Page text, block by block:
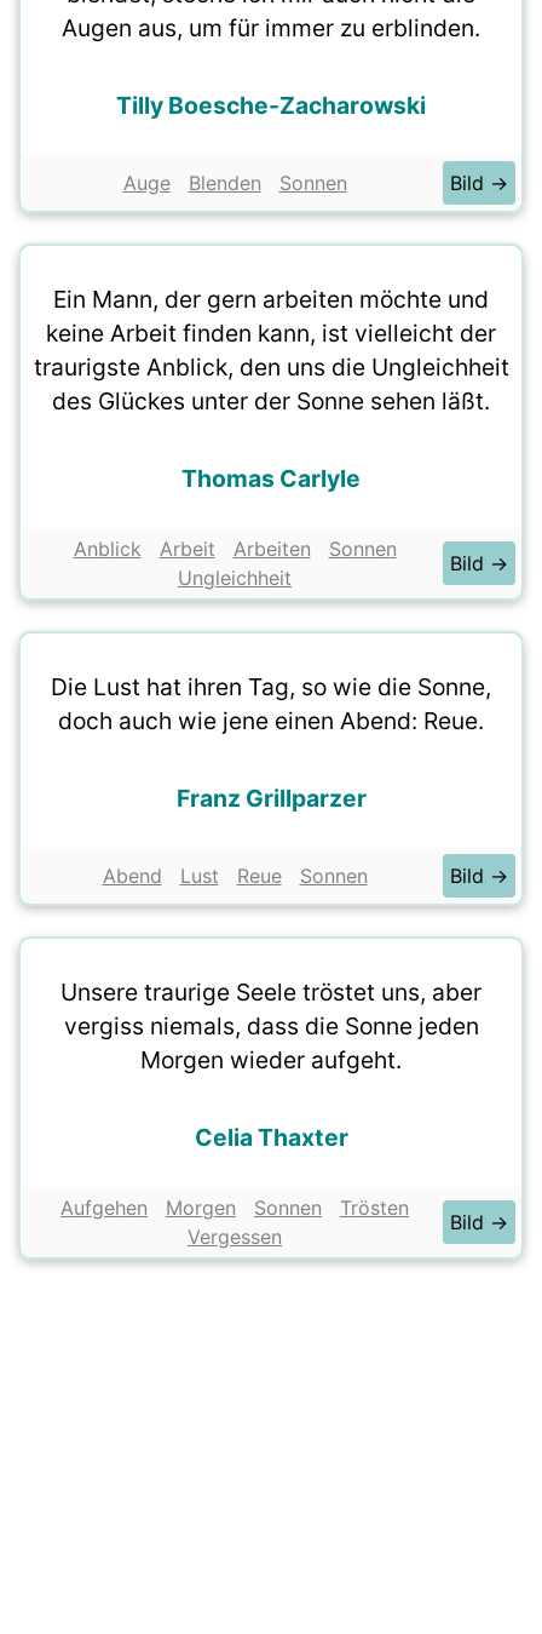
Augen aus, um für immer zu erblinden.
Tilly Boesche-Zacharowski
Auge Blenden Sonnen Bild →
Ein Mann, der gern arbeiten möchte und
keine Arbeit finden kann, ist vielleicht der
traurigste Anblick, den uns die Ungleichheit
des Glückes unter der Sonne sehen läßt.
Thomas Carlyle
Anblick Arbeit Arbeiten
Sonnen
Ungleichheit
Bild →
Die Lust hat ihren Tag, so wie die Sonne,
doch auch wie jene einen Abend: Reue.
Franz Grillparzer
Abend Lust Reue Sonnen Bild →
Unsere traurige Seele tröstet uns, aber
vergiss niemals, dass die Sonne jeden
Morgen wieder aufgeht.
Celia Thaxter
Aufgehen Morgen Sonnen
Trösten
Vergessen
Bild →